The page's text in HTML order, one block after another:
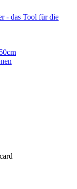
- das Tool für die